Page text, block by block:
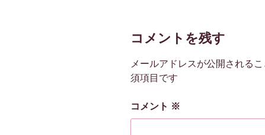
コメントを残す
メールアドレスが公開されるこ
須項目です
コメント ※